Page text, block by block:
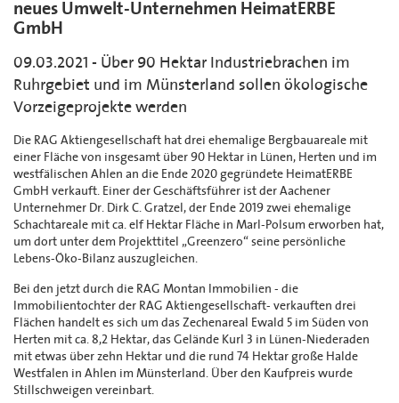
neues Umwelt-Unternehmen HeimatERBE
GmbH
09.03.2021 - Über 90 Hektar Industriebrachen im
Ruhrgebiet und im Münsterland sollen ökologische
Vorzeigeprojekte werden
Die RAG Aktiengesellschaft hat drei ehemalige Bergbauareale mit
einer Fläche von insgesamt über 90 Hektar in Lünen, Herten und im
westfälischen Ahlen an die Ende 2020 gegründete HeimatERBE
GmbH verkauft. Einer der Geschäftsführer ist der Aachener
Unternehmer Dr. Dirk C. Gratzel, der Ende 2019 zwei ehemalige
Schachtareale mit ca. elf Hektar Fläche in Marl-Polsum erworben hat,
um dort unter dem Projekttitel „Greenzero“ seine persönliche
Lebens-Öko-Bilanz auszugleichen.
Bei den jetzt durch die RAG Montan Immobilien - die
Immobilientochter der RAG Aktiengesellschaft- verkauften drei
Flächen handelt es sich um das Zechenareal Ewald 5 im Süden von
Herten mit ca. 8,2 Hektar, das Gelände Kurl 3 in Lünen-Niederaden
mit etwas über zehn Hektar und die rund 74 Hektar große Halde
Westfalen in Ahlen im Münsterland. Über den Kaufpreis wurde
Stillschweigen vereinbart.